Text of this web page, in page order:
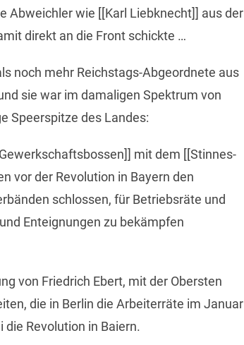
Abweichler wie [[Karl Liebknecht]] aus der
direkt an die Front schickte …
noch mehr Reichstags-Abgeordnete aus
sie war im damaligen Spektrum von
Speerspitze des Landes:
mit dem [[Stinnes-
vor der Revolution in Bayern den
schlossen, für Betriebsräte und
Enteignungen zu bekämpfen
von Friedrich Ebert, mit der Obersten
die in Berlin die Arbeiterräte im Januar
Revolution in Baiern.